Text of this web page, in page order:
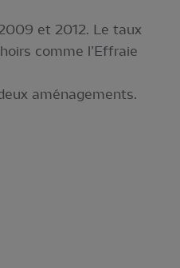
et 2012. Le taux
comme l’Effraie
aménagements.